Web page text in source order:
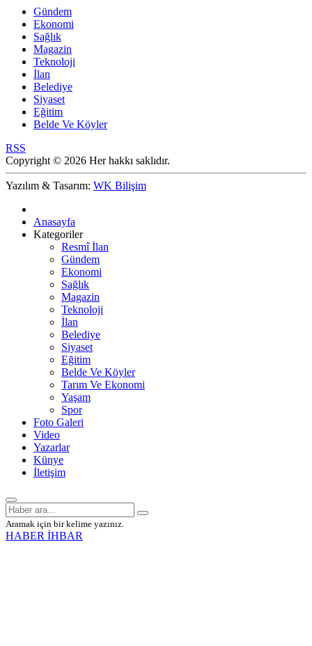
Gündem
Ekonomi
Sağlık
Magazin
Teknoloji
İlan
Belediye
Siyaset
Eğitim
Belde Ve Köyler
RSS
Copyright © 2026 Her hakkı saklıdır.
Yazılım & Tasarım: WK Bilişim
Anasayfa
Kategoriler
Resmî İlan
Gündem
Ekonomi
Sağlık
Magazin
Teknoloji
İlan
Belediye
Siyaset
Eğitim
Belde Ve Köyler
Tarım Ve Ekonomi
Yaşam
Spor
Foto Galeri
Video
Yazarlar
Künye
İletişim
Aramak için bir kelime yazınız.
HABER İHBAR